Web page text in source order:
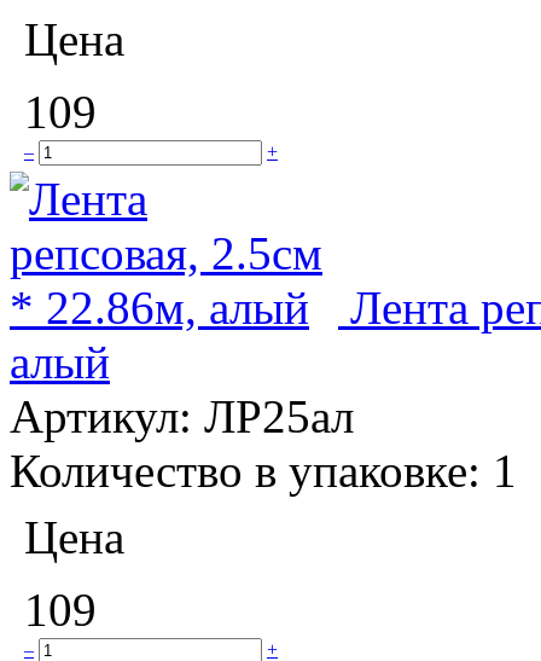
Цена
109
– +
Лента
алый
Артикул: ЛР25ал
Количество в упаковке: 1
Цена
109
– +